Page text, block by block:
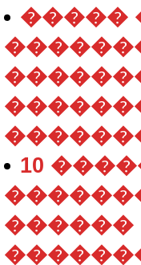
�����
10
������